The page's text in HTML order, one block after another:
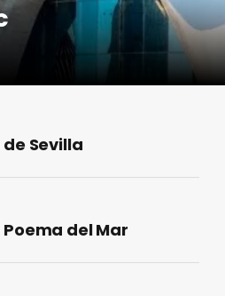
Sevilla
del Mar